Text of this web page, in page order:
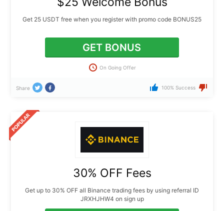
Get 25 USDT free when you register with promo code BONUS25
GET BONUS
On Going Offer
Share 100% Success
30% OFF Fees
Get up to 30% OFF all Binance trading fees by using referral ID
JRXHJHW4 on sign up